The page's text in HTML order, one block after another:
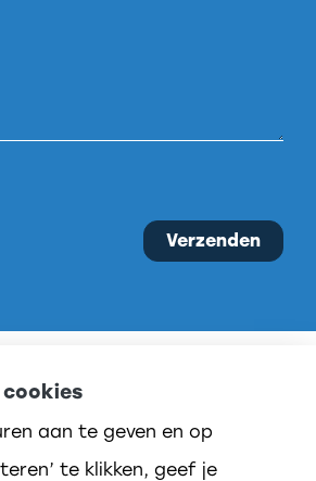
dit
cookies
aan te geven en op
te klikken, geef je